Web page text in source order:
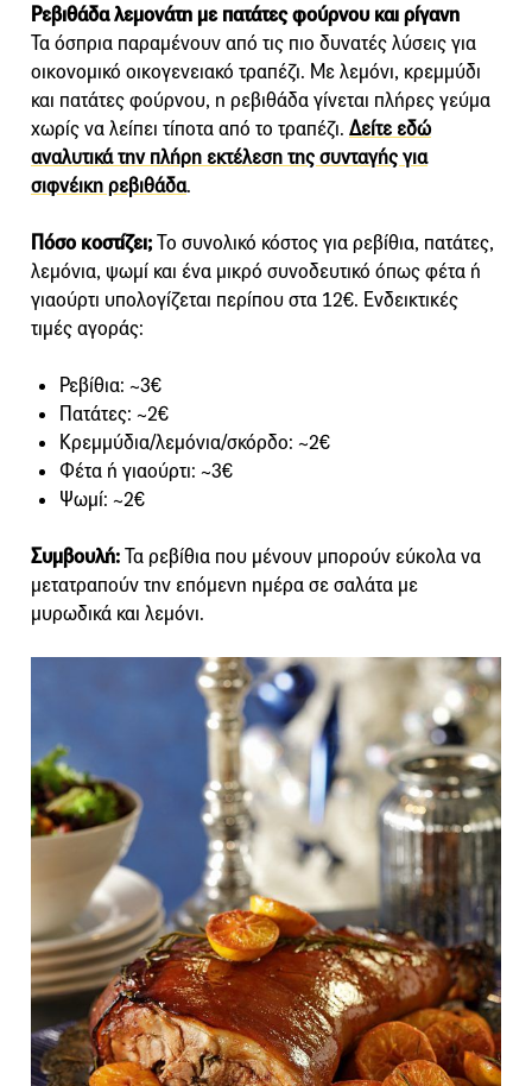
Ρεβιθάδα λεμονάτη με πατάτες φούρνου και ρίγανη
Τα όσπρια παραμένουν από τις πιο δυνατές λύσεις για
οικονομικό οικογενειακό τραπέζι. Με λεμόνι, κρεμμύδι
και πατάτες φούρνου, η ρεβιθάδα γίνεται πλήρες γεύμα
χωρίς να λείπει τίποτα από το τραπέζι. Δείτε εδώ
αναλυτικά την πλήρη εκτέλεση της συνταγής για
σιφνέικη ρεβιθάδα.
Πόσο κοστίζει;Το συνολικό κόστος για ρεβίθια, πατάτες,
λεμόνια, ψωμί και ένα μικρό συνοδευτικό όπως φέτα ή
γιαούρτι υπολογίζεται περίπου στα 12€. Ενδεικτικές
τιμές αγοράς:
Ρεβίθια: ~3€
Πατάτες: ~2€
Κρεμμύδια/λεμόνια/σκόρδο: ~2€
Φέτα ή γιαούρτι: ~3€
Ψωμί: ~2€
Συμβουλή:Τα ρεβίθια που μένουν μπορούν εύκολα να
μετατραπούν την επόμενη ημέρα σε σαλάτα με
μυρωδικά και λεμόνι.